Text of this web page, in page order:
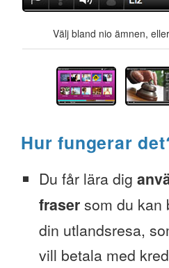
Välj bland nio ämnen,
Hur fungerar
Du får lära dig
fraser som du kan
din utlandsresa,
vill betala med